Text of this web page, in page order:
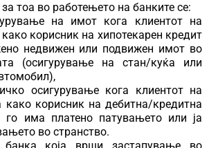
тоа во работењето на банките се:
на имот кога клиентот на
како корисник на хипотекарен кредит
недвижен или подвижен имот во
(осигурување на стан/куќа или
осигурување кога клиентот на
како корисник на дебитна/кредитна
го има платено патувањето или ја
во странство.